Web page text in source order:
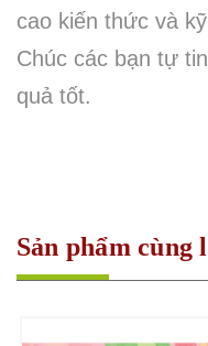
cao kiến thức và
Chúc các bạn tự
quả tốt.
Sản phẩm cùng